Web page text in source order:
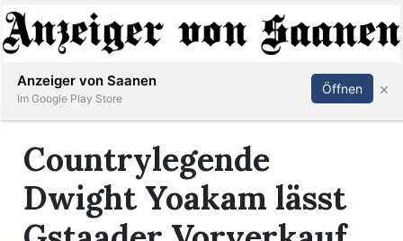
Abonnieren Anmelden
Countrylegende
Dwight Yoakam lässt
Anzeiger von Saanen
Im Google Play Store
Öffnen ×